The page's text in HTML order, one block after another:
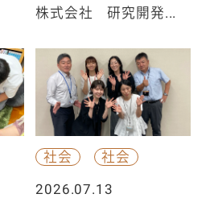
株式会社 研究開発...
社会
社会
2026.07.13